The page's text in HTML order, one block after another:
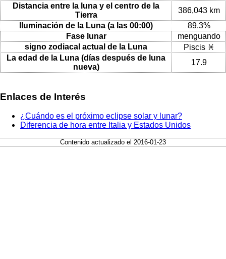
Distancia entre la luna y el centro de la
Tierra
386,043 km
Iluminación de la Luna (a las 00:00)
89.3%
Fase lunar
menguando
signo zodiacal actual de la Luna
Piscis ♓
La edad de la Luna (días después de luna
nueva)
17.9
Enlaces de Interés
¿Cuándo es el próximo eclipse solar y lunar?
Diferencia de hora entre Italia y Estados Unidos
Contenido actualizado el 2016-01-23